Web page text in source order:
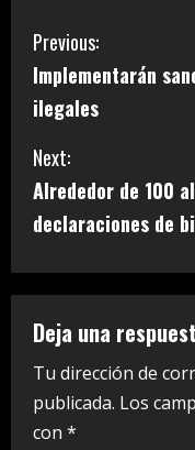
C
o
n
t
i
n
u
e
R
Previous:
Implementarán
ilegales
Next:
Alrededor de 100
declaraciones de
Deja una
Tu dirección de
publicada. Los
con *